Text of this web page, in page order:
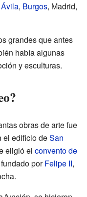
Ávila, Burgos, Madrid,
grandes que antes
había algunas
y esculturas.
obras de arte fue
el edificio deSan
eligió el convento de
porFelipe II,